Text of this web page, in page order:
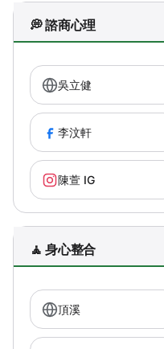
💭 諮商心理
吳立健
李汶軒
陳萱 IG
🧘 身心整合
頂溪